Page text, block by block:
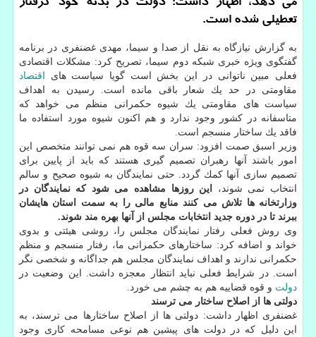
می دهد، اظهار داشت: دولت در بدنه خود گرفتار
تعطیلی شده است.
به گزارش نیازگاه به نقل از صدا و سیما، مهدی غضنفری در برنامه
گفتگوی ویژه خبری شبكه دوم سیما، تصریح كرد: مشكلات اقتصادی
فعلی مبین ناتوانی در این بخش است گویا سیاست های
اقتصاد
مقاومتی در حد یك شعار باقی مانده است. رسیدن به اهداف
سیاست های مقاومتی یك شیوه حكمرانی منظم می خواهد كه
متاسفانه در كشور وجود ندارد و هم اكنون شیوه مورد استفاده ما
فاقد یك ساختار منسجم است.
وزیر اسبق صمت افزود: سران سه قوه هم نمی توانند متخصص این
امور باشند آنها رهبران تصمیم گیری هستند كه باید از پایین برای
تصمیم سازی آنها كمك گردد. حتی نمایندگان به شیوه صحیح و سالم
انتخاب نمی شوند،
این روزها مشاهده می شود كه نمایندگان در
وزارتخانه ها تلاش می كنند منابع مالی را به سمت استان هایشان
ببرند تا در دوره جدید انتخابات مجلس از آنها بهره مند شوند.
وی روش فعلی رفتار نمایندگان مجلس را، روشی هیئتی و بدوی
خواند و اضافه كرد: ساختارهای حكمرانی ما، رفتار منسجم و منظم
حكمرانی ندارند و اهداف نمایندگان مجلس هم جداگانه و شخصی نگر
است. در شرایط فعلی نباید انتظار معجزه داشت. این وضعیت در
دولت و قوه قضاییه هم به چشم می خورد.
دولتی ها از اصلاح ساختار می ترسند
غضنفری اظهار داشت: دولتی ها از اصلاح ساختارها می ترسند، به
این دلیل كه در دولت های پیشین هم نوعی مسامحه كاری وجود